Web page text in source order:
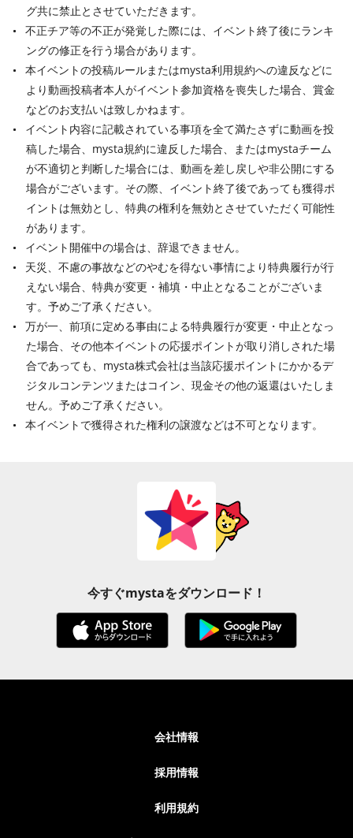
グ共に禁止とさせていただきます。
不正チア等の不正が発覚した際には、イベント終了後にランキ
ングの修正を行う場合があります。
本イベントの投稿ルールまたはmysta利用規約への違反などに
より動画投稿者本人がイベント参加資格を喪失した場合、賞金
などのお支払いは致しかねます。
イベント内容に記載されている事項を全て満たさずに動画を投
稿した場合、mysta規約に違反した場合、またはmystaチーム
が不適切と判断した場合には、動画を差し戻しや非公開にする
場合がございます。その際、イベント終了後であっても獲得ポ
イントは無効とし、特典の権利を無効とさせていただく可能性
があります。
イベント開催中の場合は、辞退できません。
天災、不慮の事故などのやむを得ない事情により特典履行が行
えない場合、特典が変更・補填・中止となることがございま
す。予めご了承ください。
万が一、前項に定める事由による特典履行が変更・中止となっ
た場合、その他本イベントの応援ポイントが取り消しされた場
合であっても、mysta株式会社は当該応援ポイントにかかるデ
ジタルコンテンツまたはコイン、現金その他の返還はいたしま
せん。予めご了承ください。
本イベントで獲得された権利の譲渡などは不可となります。
今すぐmystaをダウンロード！
会社情報
採用情報
利用規約